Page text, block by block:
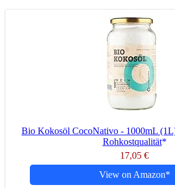
Bio Kokosöl CocoNativo - 1000mL
Rohkostqualität
17,05 €
View on Amazon